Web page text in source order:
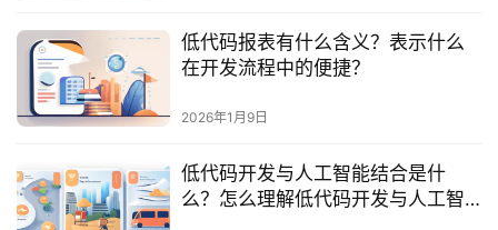
最
低代码报表有什么含义？表示什么
在开发流程中的便捷？
2026年1月9日
低代码开发与人工智能结合是什
么？怎么理解低代码开发与人工智